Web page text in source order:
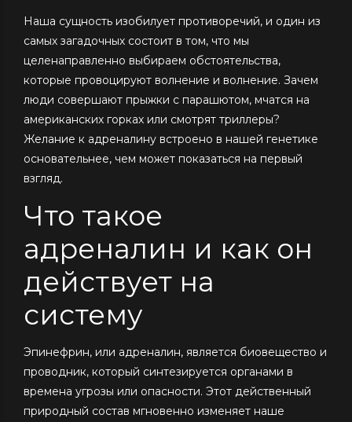
Наша сущность изобилует противоречий, и один из
самых загадочных состоит в том, что мы
целенаправленно выбираем обстоятельства,
которые провоцируют волнение и волнение. Зачем
люди совершают прыжки с парашютом, мчатся на
американских горках или смотрят триллеры?
Желание к адреналину встроено в нашей генетике
основательнее, чем может показаться на первый
взгляд.
Что такое
адреналин и как он
действует на
систему
Эпинефрин, или адреналин, является биовещество и
проводник, который синтезируется органами в
времена угрозы или опасности. Этот действенный
природный состав мгновенно изменяет наше